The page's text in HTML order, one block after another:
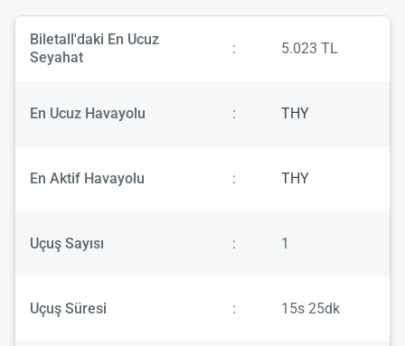
Biletall'daki En Ucuz
Seyahat
: 5.023 TL
En Ucuz Havayolu : THY
En Aktif Havayolu : THY
Uçuş Sayısı : 1
Uçuş Süresi : 15s 25dk